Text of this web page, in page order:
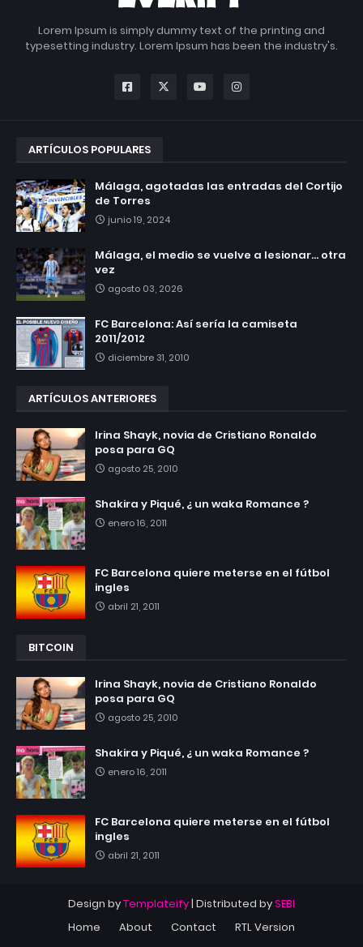
Lorem Ipsum is simply dummy text of the printing and
typesetting industry. Lorem Ipsum has been the industry's.
ARTÍCULOS POPULARES
Málaga, agotadas las entradas del Cortijo
de Torres
junio 19, 2024
Málaga, el medio se vuelve a lesionar... otra
vez
agosto 03, 2026
FC Barcelona: Así sería la camiseta
2011/2012
diciembre 31, 2010
ARTÍCULOS ANTERIORES
Irina Shayk, novia de Cristiano Ronaldo
posa para GQ
agosto 25, 2010
Shakira y Piqué, ¿ un waka Romance ?
enero 16, 2011
FC Barcelona quiere meterse en el fútbol
ingles
abril 21, 2011
BITCOIN
Irina Shayk, novia de Cristiano Ronaldo
posa para GQ
agosto 25, 2010
Shakira y Piqué, ¿ un waka Romance ?
enero 16, 2011
FC Barcelona quiere meterse en el fútbol
ingles
abril 21, 2011
Design byTemplateify| Distributed bySEBI
Home
About Contact RTL Version